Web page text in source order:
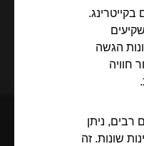
הגשה
חוויה
רבים, ניתן
שונות. זה